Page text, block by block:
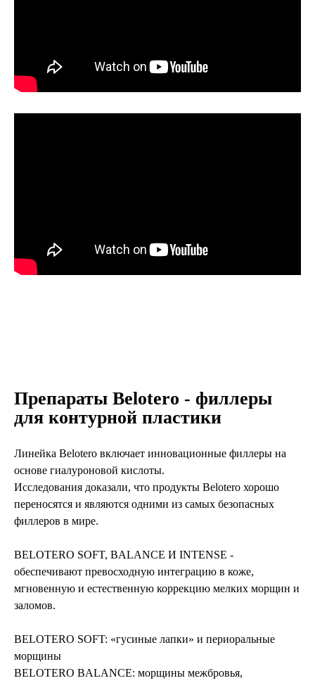
Препараты Belotero - филлеры
для контурной пластики
Линейка Belotero включает инновационные филлеры на
основе гиалуроновой кислоты.
Исследования доказали, что продукты Belotero хорошо
переносятся и являются одними из самых безопасных
филлеров в мире.
BELOTERO SOFT, BALANCE И INTENSE -
обеспечивают превосходную интеграцию в коже,
мгновенную и естественную коррекцию мелких морщин и
заломов.
BELOTERO SOFT: «гусиные лапки» и периоральные
морщины
BELOTERO BALANCE: морщины межбровья,